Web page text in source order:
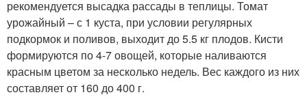
рекомендуется высадка рассады в теплицы. Томат
урожайный – с 1 куста, при условии регулярных
подкормок и поливов, выходит до 5.5 кг плодов. Кисти
формируются по 4-7 овощей, которые наливаются
красным цветом за несколько недель. Вес каждого из них
составляет от 160 до 400 г.